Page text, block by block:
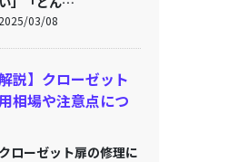
2025/03/08
説】クローゼット
相場や注意点につ
クローゼット扉の修理に